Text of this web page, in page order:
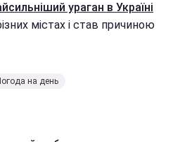
ураган в Україні
містах і став причиною
на день